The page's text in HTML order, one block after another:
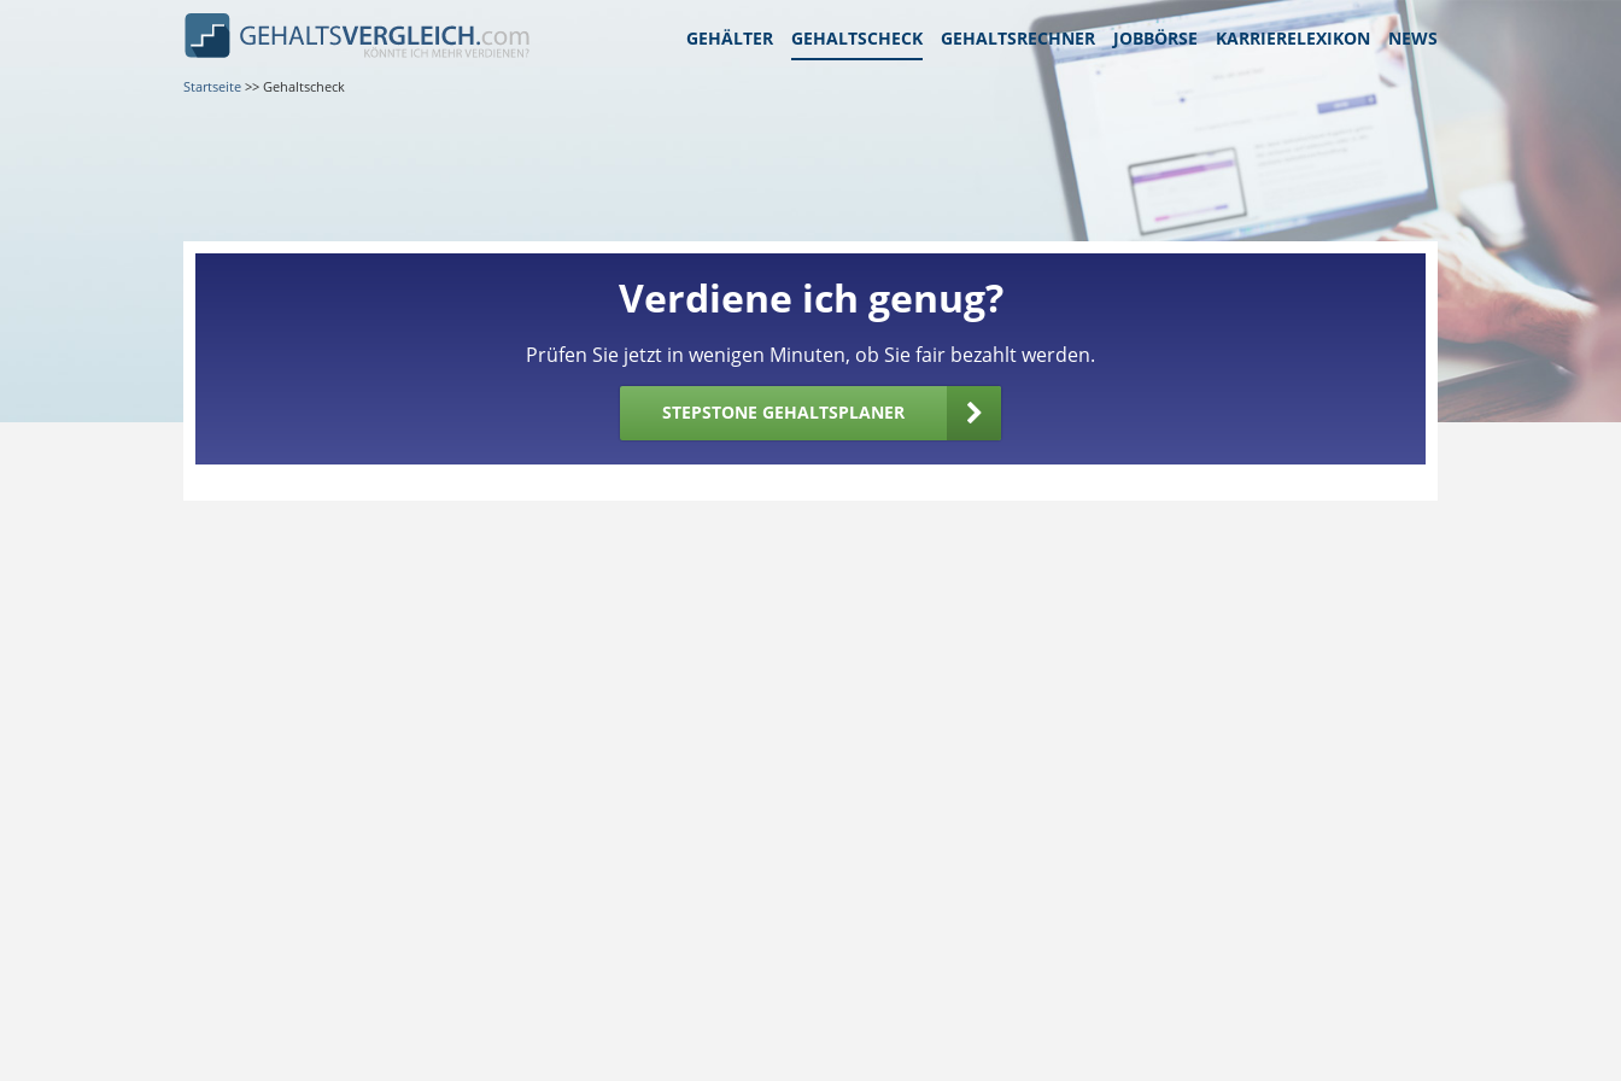
GEHÄLTER GEHALTSCHECK GEHALTSRECHNER JOBBÖRSE KARRIERELEXIKON NEWS
Startseite >> Gehaltscheck
Verdiene ich genug?
Prüfen Sie jetzt in wenigen Minuten, ob Sie fair bezahlt werden.
STEPSTONE GEHALTSPLANER